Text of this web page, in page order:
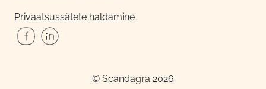
Privaatsussätete haldamine
© Scandagra 2026